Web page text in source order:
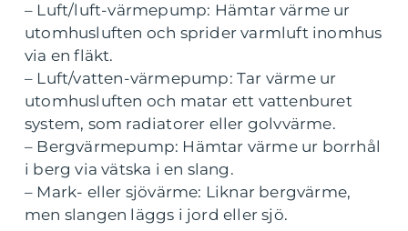
– Luft/luft-värmepump: Hämtar värme ur
utomhusluften och sprider varmluft inomhus
via en fläkt.
– Luft/vatten-värmepump: Tar värme ur
utomhusluften och matar ett vattenburet
system, som radiatorer eller golvvärme.
– Bergvärmepump: Hämtar värme ur borrhål
i berg via vätska i en slang.
– Mark- eller sjövärme: Liknar bergvärme,
men slangen läggs i jord eller sjö.